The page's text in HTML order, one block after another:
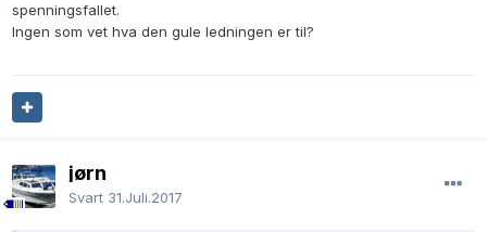
spenningsfallet.
Ingen som vet hva den gule ledningen er til?
jørn
Svart 31.Juli.2017